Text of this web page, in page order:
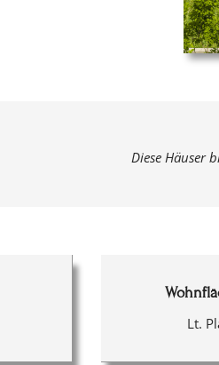
Diese Häuser
Lt.